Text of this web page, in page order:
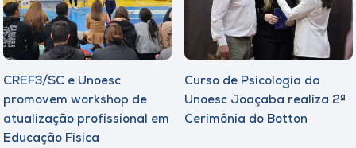
CREF3/SC e Unoesc
promovem workshop de
atualização profissional em
Educação Física
Curso de Psicologia da
Unoesc Joaçaba realiza 2ª
Cerimônia do Botton